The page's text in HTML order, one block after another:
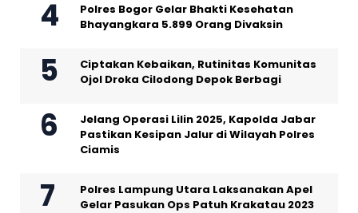
Polres Bogor Gelar Bhakti Kesehatan
Bhayangkara 5.899 Orang Divaksin
Ciptakan Kebaikan, Rutinitas Komunitas
Ojol Droka Cilodong Depok Berbagi
Jelang Operasi Lilin 2025, Kapolda Jabar
Pastikan Kesipan Jalur di Wilayah Polres
Ciamis
Polres Lampung Utara Laksanakan Apel
Gelar Pasukan Ops Patuh Krakatau 2023